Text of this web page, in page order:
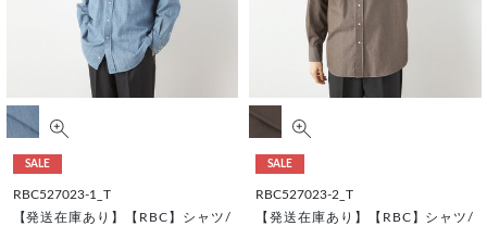
SALE
RBC527023-1_T
【発送在庫あり】【RBC】シャツ/
SALE
RBC527023-2_T
【発送在庫あり】【RBC】シャツ/